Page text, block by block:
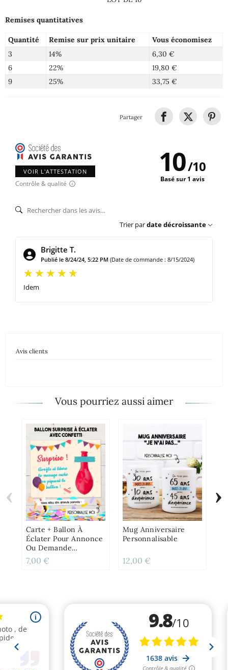
Remises quantitatives
Quantité Remise sur prix unitaire
Vous économisez
3
14%
6,30 €
6
22%
19,80 €
9
25% 33,75 €
Partager
VOIR L'ATTESTATION
Contrôle & qualité
10/10
Basé sur 1 avis
Trier pardate décroissante
Brigitte T.
Publié le 8/24/24, 5:22 PM (Date de commande : 8/15/2024)
Idem
Avis clients
Vous pourriez aussi aimer
Carte + Ballon À
Éclater Pour Annonce
Ou Demande
Originale
7,00 €
Mug Anniversaire
Personnalisable
12,00 €
‹ ›